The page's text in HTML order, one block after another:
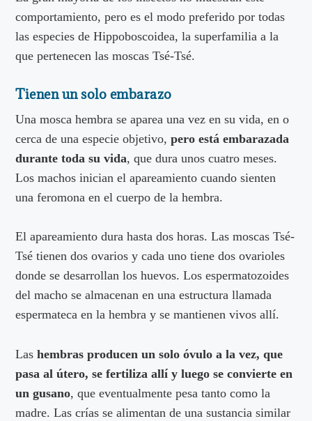
comportamiento, pero es el modo preferido por todas
las especies de Hippoboscoidea, la superfamilia a la
que pertenecen las moscas Tsé-Tsé.
Tienen un solo embarazo
Una mosca hembra se aparea una vez en su vida, en o
cerca de una especie objetivo,pero está embarazada
durante toda su vida, que dura unos cuatro meses.
Los machos inician el apareamiento cuando sienten
una feromona en el cuerpo de la hembra.
El apareamiento dura hasta dos horas. Las moscas Tsé-
Tsé tienen dos ovarios y cada uno tiene dos ovarioles
donde se desarrollan los huevos. Los espermatozoides
del macho se almacenan en una estructura llamada
espermateca en la hembra y se mantienen vivos allí.
Lashembras producen un solo óvulo a la vez, que
pasa al útero, se fertiliza allí y luego se convierte en
un gusano, que eventualmente pesa tanto como la
madre. Las crías se alimentan de una sustancia similar